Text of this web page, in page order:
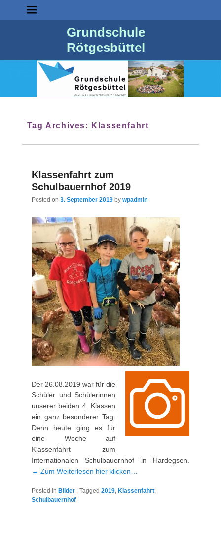
Grundschule
Rötgesbüttel
Tag Archives: Klassenfahrt
Klassenfahrt zum
Schulbauernhof 2019
Posted on 3. September 2019 by wpadmin
Der 26.08.2019 war für die
Schüler und Schülerinnen
unserer beiden 4. Klassen
ein ganz besonderer Tag.
Denn heute ging es für
eine Woche auf
Klassenfahrt zum
Internationalen Schulbauernhof in Hardegsen.
→ Zum Weiterlesen hier klicken…
Posted in Bilder | Tagged 2019 Klassenfahrt
Schulbauernhof